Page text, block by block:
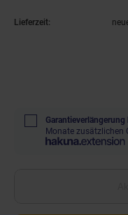
Lieferzeit:
Monate zusätzlichen